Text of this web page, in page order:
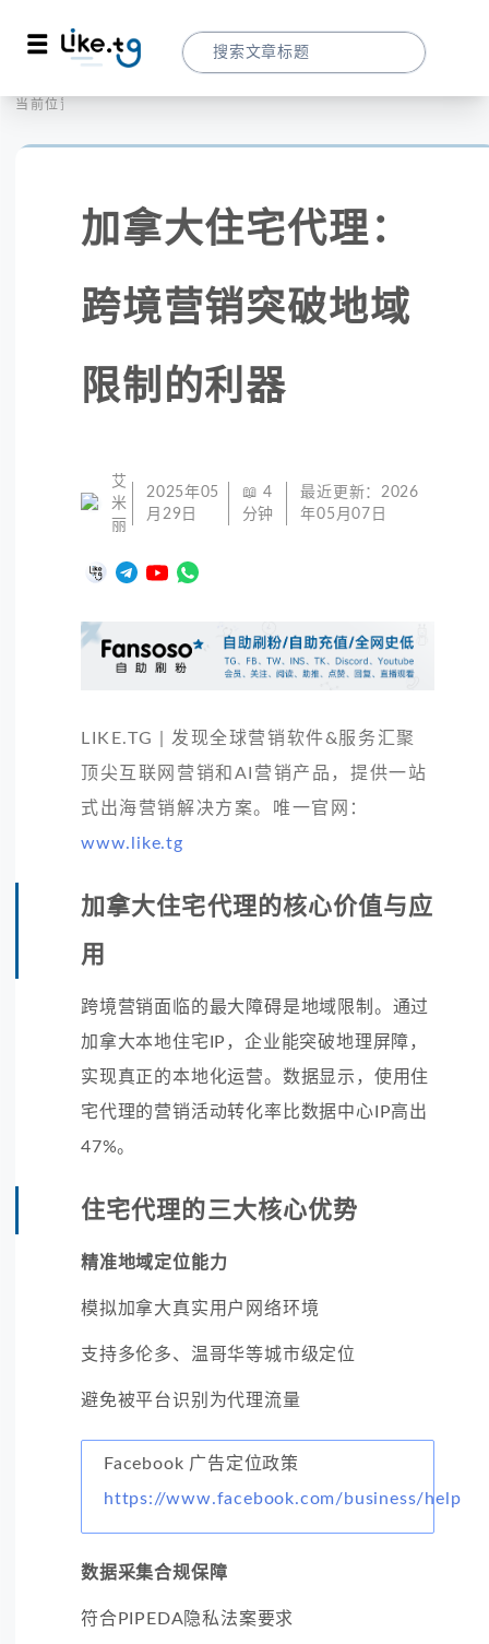
当前位置：
加拿大住宅代理：
跨境营销突破地域
限制的利器
艾
米
丽
2025年05
月29日
📖4
分钟
最近更新： 2026
年05月07日
LIKE.TG | 发现全球营销软件&服务汇聚
顶尖互联网营销和AI营销产品，提供一站
式出海营销解决方案。唯一官网：
www.like.tg
加拿大住宅代理的核心价值与应
用
跨境营销面临的最大障碍是地域限制。通过
加拿大本地住宅IP，企业能突破地理屏障，
实现真正的本地化运营。数据显示，使用住
宅代理的营销活动转化率比数据中心IP高出
47%。
住宅代理的三大核心优势
精准地域定位能力
模拟加拿大真实用户网络环境
支持多伦多、温哥华等城市级定位
避免被平台识别为代理流量
Facebook 广告定位政策
https://www.facebook.com/business/help
数据采集合规保障
符合PIPEDA隐私法案要求